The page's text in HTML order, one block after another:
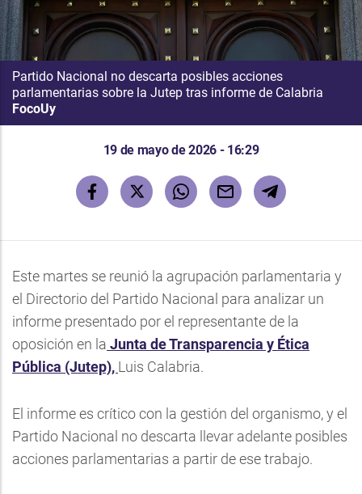
Partido Nacional no descarta posibles acciones
parlamentarias sobre la Jutep tras informe de Calabria
FocoUy
19 de mayo de 2026 - 16:29
Este martes se reunió la agrupación parlamentaria y
el Directorio del Partido Nacional para analizar un
informe presentado por el representante de la
oposición en la Junta de Transparencia y Ética
Pública (Jutep), Luis Calabria.
El informe es crítico con la gestión del organismo, y el
Partido Nacional no descarta llevar adelante posibles
acciones parlamentarias a partir de ese trabajo.